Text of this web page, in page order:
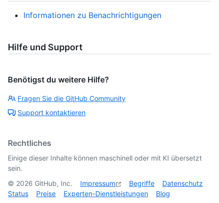
Informationen zu Benachrichtigungen
Hilfe und Support
Benötigst du weitere Hilfe?
Fragen Sie die GitHub Community
Support kontaktieren
Rechtliches
Einige dieser Inhalte können maschinell oder mit KI übersetzt
sein.
© 2026 GitHub, Inc. Impressum Begriffe
Datenschutz
Status
Preise Experten-Dienstleistungen Blog